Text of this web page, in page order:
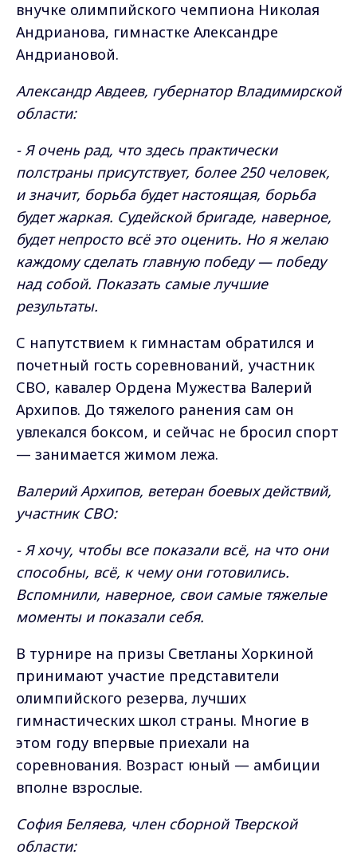
внучке олимпийского чемпиона Николая
Андрианова, гимнастке Александре
Андриановой.
Александр Авдеев, губернатор Владимирской
области:
- Я очень рад, что здесь практически
полстраны присутствует, более 250 человек,
и значит, борьба будет настоящая, борьба
будет жаркая. Судейской бригаде, наверное,
будет непросто всё это оценить. Но я желаю
каждому сделать главную победу — победу
над собой. Показать самые лучшие
результаты.
С напутствием к гимнастам обратился и
почетный гость соревнований, участник
СВО, кавалер Ордена Мужества Валерий
Архипов. До тяжелого ранения сам он
увлекался боксом, и сейчас не бросил спорт
— занимается жимом лежа.
Валерий Архипов, ветеран боевых действий,
участник СВО:
- Я хочу, чтобы все показали всё, на что они
способны, всё, к чему они готовились.
Вспомнили, наверное, свои самые тяжелые
моменты и показали себя.
В турнире на призы Светланы Хоркиной
принимают участие представители
олимпийского резерва, лучших
гимнастических школ страны. Многие в
этом году впервые приехали на
соревнования. Возраст юный — амбиции
вполне взрослые.
София Беляева, член сборной Тверской
области: